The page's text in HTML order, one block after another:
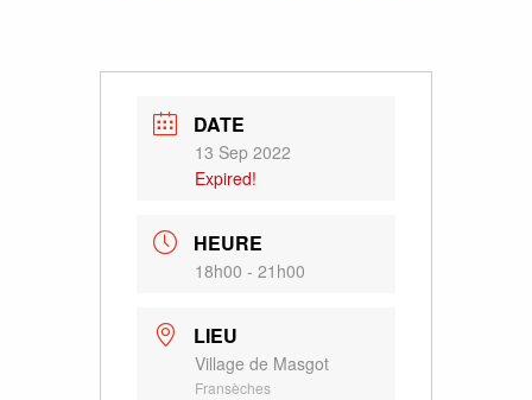
DATE
13 Sep 2022
Expired!
HEURE
18h00 - 21h00
LIEU
Village de Masgot
Fransèches